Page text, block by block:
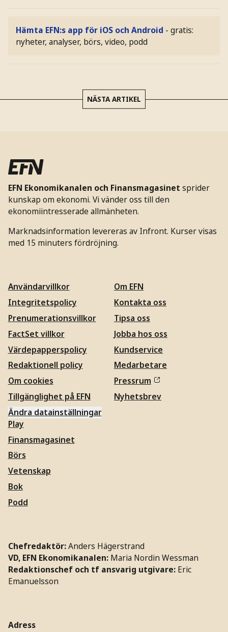
Hämta EFN:s app för iOS och Android - gratis:
nyheter, analyser, börs, video, podd
NÄSTA ARTIKEL
EFN Ekonomikanalen och Finansmagasinet sprider
kunskap om ekonomi. Vi vänder oss till den
ekonomiintresserade allmänheten.
Marknadsinformation levereras av Infront. Kurser visas
med 15 minuters fördröjning.
Användarvillkor
Integritetspolicy
Prenumerationsvillkor
FactSet villkor
Värdepapperspolicy
Redaktionell policy
Om cookies
Tillgänglighet på EFN
Ändra datainställningar
Om EFN
Kontakta oss
Tipsa oss
Jobba hos oss
Kundservice
Medarbetare
Pressrum
Nyhetsbrev
Play
Finansmagasinet
Börs
Vetenskap
Bok
Podd
Chefredaktör:Anders Hägerstrand
VD, EFN Ekonomikanalen: Maria Nordin Wessman
Redaktionschef och tf ansvarig utgivare: Eric
Emanuelsson
Adress